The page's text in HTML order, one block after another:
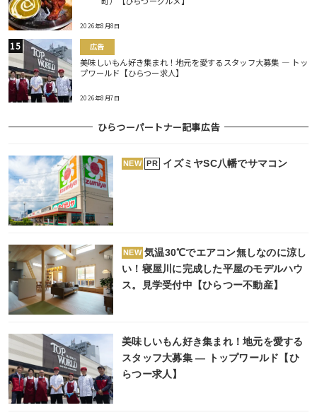
2026年8月8日
広告
美味しいもん好き集まれ！地元を愛するスタッフ大募集 ― トッ
プワールド【ひらつー求人】
2026年8月7日
ひらつーパートナー記事広告
NEW PR イズミヤSC八幡でサマコン
NEW 気温30℃でエアコン無しなのに涼し
い！寝屋川に完成した平屋のモデルハウ
ス。見学受付中【ひらつー不動産】
美味しいもん好き集まれ！地元を愛する
スタッフ大募集 ― トップワールド【ひ
らつー求人】